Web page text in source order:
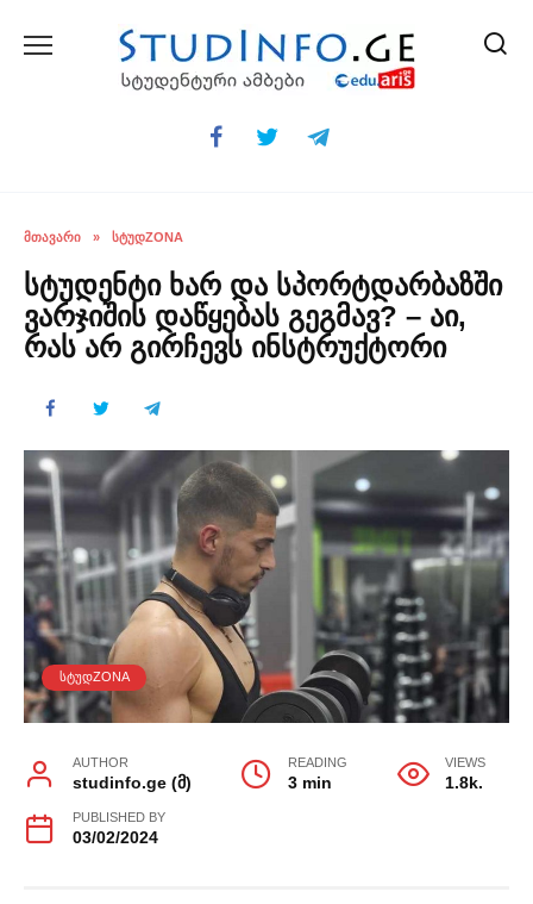
ᲛᲗᲐᲕᲐᲠᲘ » ᲡᲢᲣᲓZONA
სტუდენტი ხარ და სპორტდარბაზში
ვარჯიშის დაწყებას გეგმავ? – აი,
რას არ გირჩევს ინსტრუქტორი
ᲡᲢᲣᲓZONA
AUTHOR
studinfo.ge (მ)
READING
3 min
VIEWS
1.8k.
PUBLISHED BY
03/02/2024